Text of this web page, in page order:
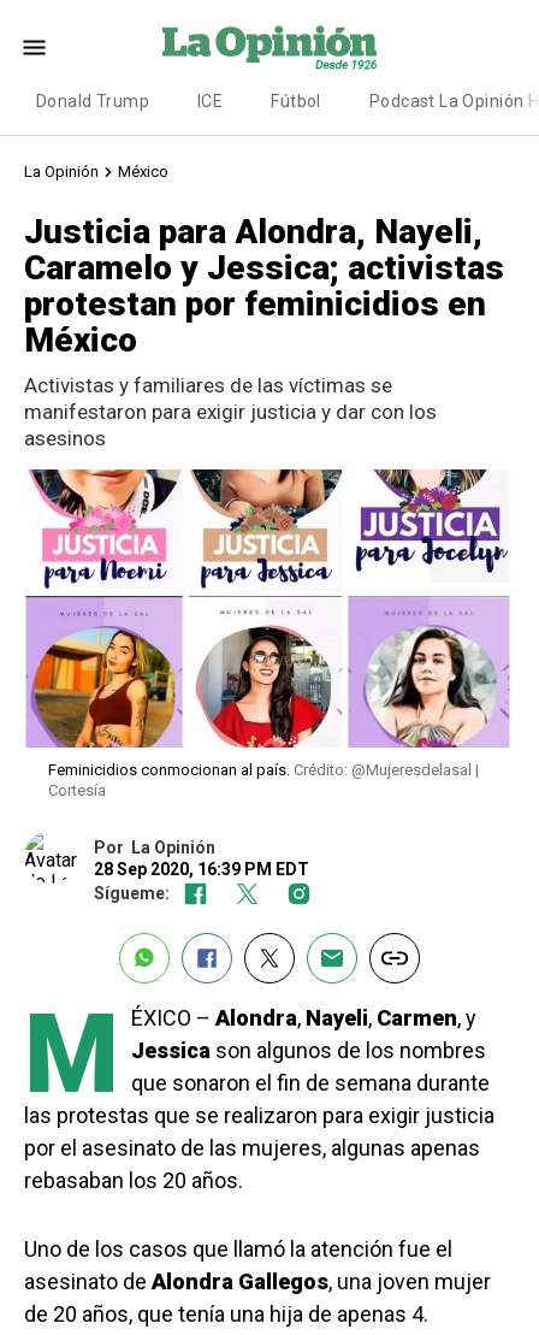
Donald Trump ICE Fútbol Podcast La Opinión
La Opinión México
Justicia para Alondra, Nayeli,
Caramelo y Jessica; activistas
protestan por feminicidios en
México
Activistas y familiares de las víctimas se
manifestaron para exigir justicia y dar con los
asesinos
Feminicidios conmocionan al país. Crédito: @Mujeresdelasal |
Cortesía
Por
La Opinión
28 Sep 2020, 16:39 PM EDT
Sígueme:
M ÉXICO – Alondra, Nayeli, Carmen, y
Jessica son algunos de los nombres
que sonaron el fin de semana durante
las protestas que se realizaron para exigir justicia
por el asesinato de las mujeres, algunas apenas
rebasaban los 20 años.
Uno de los casos que llamó la atención fue el
asesinato de Alondra Gallegos, una joven mujer
de 20 años, que tenía una hija de apenas 4.